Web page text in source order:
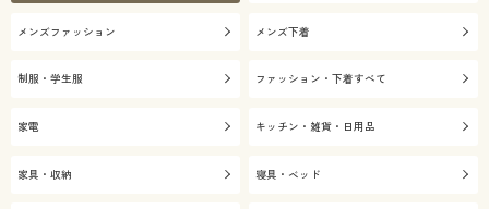
メンズファッション メンズ下着
制服・学生服 ファッション・下着すべて
家電 キッチン・雑貨・日用品
家具・収納 寝具・ベッド